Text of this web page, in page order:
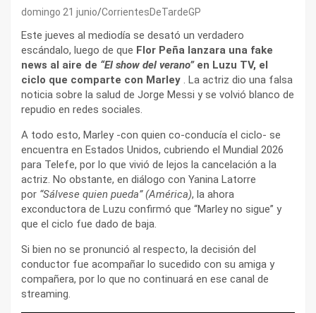
domingo 21 junio CorrientesDeTardeGP
Este jueves al mediodía se desató un verdadero
escándalo, luego de que Flor Peña lanzara una fake
news al aire de “El show del verano”en Luzu TV, el
ciclo que comparte con Marley . La actriz dio una falsa
noticia sobre la salud de Jorge Messi y se volvió blanco de
repudio en redes sociales.
A todo esto, Marley -con quien co-conducía el ciclo- se
encuentra en Estados Unidos, cubriendo el Mundial 2026
para Telefe, por lo que vivió de lejos la cancelación a la
actriz. No obstante, en diálogo con Yanina Latorre
por “Sálvese quien pueda” (América), la ahora
exconductora de Luzu confirmó que “Marley no sigue” y
que el ciclo fue dado de baja.
Si bien no se pronunció al respecto, la decisión del
conductor fue acompañar lo sucedido con su amiga y
compañera, por lo que no continuará en ese canal de
streaming.